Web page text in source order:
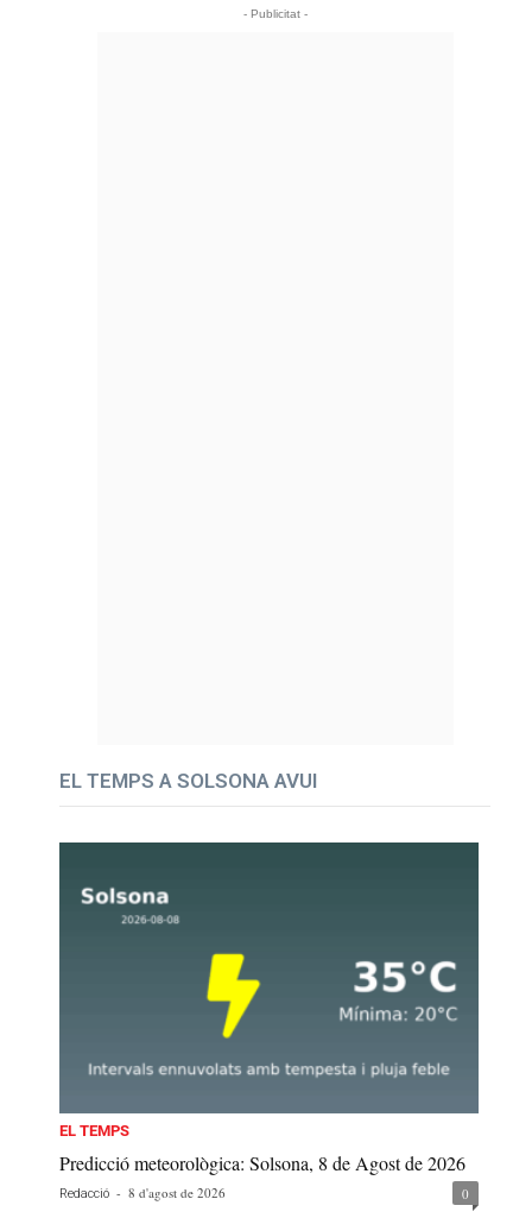
- Publicitat -
EL TEMPS A SOLSONA AVUI
EL TEMPS
Predicció meteorològica: Solsona, 8 de Agost de 2026
Redacció - 8 d'agost de 2026 0